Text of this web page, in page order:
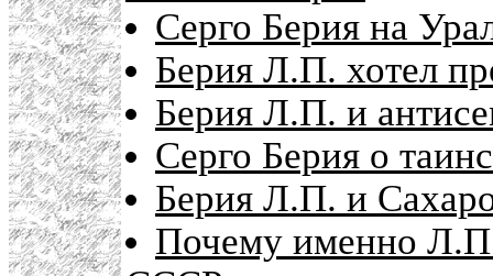
Серго Берия на
Берия Л.П. хотел
Берия Л.П. и
Серго Берия о
Берия Л.П. и
Почему именно Л.П.